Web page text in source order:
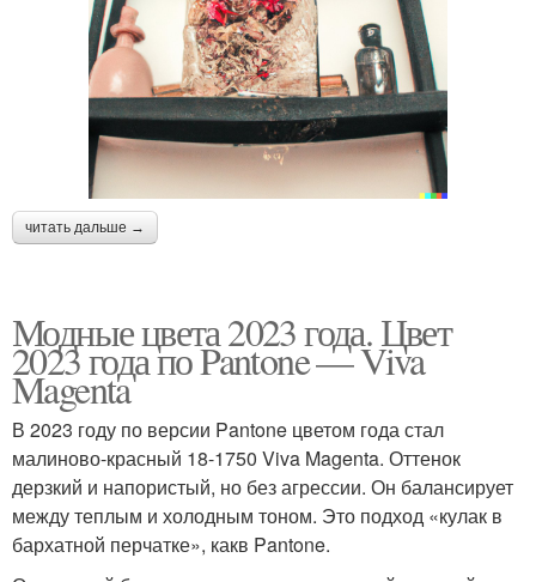
читать дальше →
Модные цвета 2023 года. Цвет
2023 года по Pantone — Viva
Magenta
В 2023 году по версии Pantone цветом года стал
малиново-красный 18-1750 Viva Magenta. Оттенок
дерзкий и напористый, но без агрессии. Он балансирует
между теплым и холодным тоном. Это подход «кулак в
бархатной перчатке», какв Pantone.